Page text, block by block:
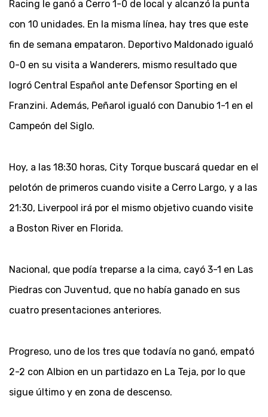
Racing le ganó a Cerro 1-0 de local y alcanzó la punta
con 10 unidades. En la misma línea, hay tres que este
fin de semana empataron. Deportivo Maldonado igualó
0-0 en su visita a Wanderers, mismo resultado que
logró Central Español ante Defensor Sporting en el
Franzini. Además, Peñarol igualó con Danubio 1-1 en el
Campeón del Siglo.
Hoy, a las 18:30 horas, City Torque buscará quedar en el
pelotón de primeros cuando visite a Cerro Largo, y a las
21:30, Liverpool irá por el mismo objetivo cuando visite
a Boston River en Florida.
Nacional, que podía treparse a la cima, cayó 3-1 en Las
Piedras con Juventud, que no había ganado en sus
cuatro presentaciones anteriores.
Progreso, uno de los tres que todavía no ganó, empató
2-2 con Albion en un partidazo en La Teja, por lo que
sigue último y en zona de descenso.